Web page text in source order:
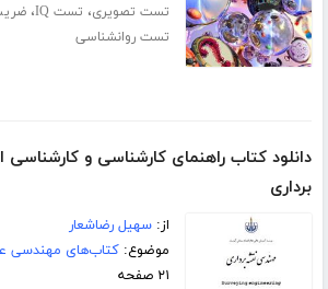
تست تصویری، تست IQ ،
تست روانشناسی
دانلود کتاب راهنمای کارشناسی و
برداری
از:سهیل رضاشعار
موضوع:کتاب‌های مهندسی
۲۱ صفحه